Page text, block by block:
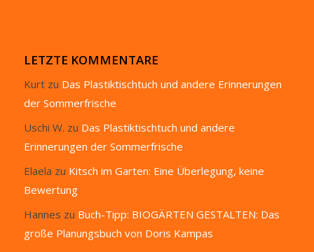
LETZTE KOMMENTARE
Kurtzu Das Plastiktischtuch und andere Erinnerungen
der Sommerfrische
Uschi W. zu Das Plastiktischtuch und andere
Erinnerungen der Sommerfrische
Elaela zu Kitsch im Garten: Eine Überlegung, keine
Bewertung
Hannes zu Buch-Tipp: BIOGÄRTEN GESTALTEN: Das
große Planungsbuch von Doris Kampas